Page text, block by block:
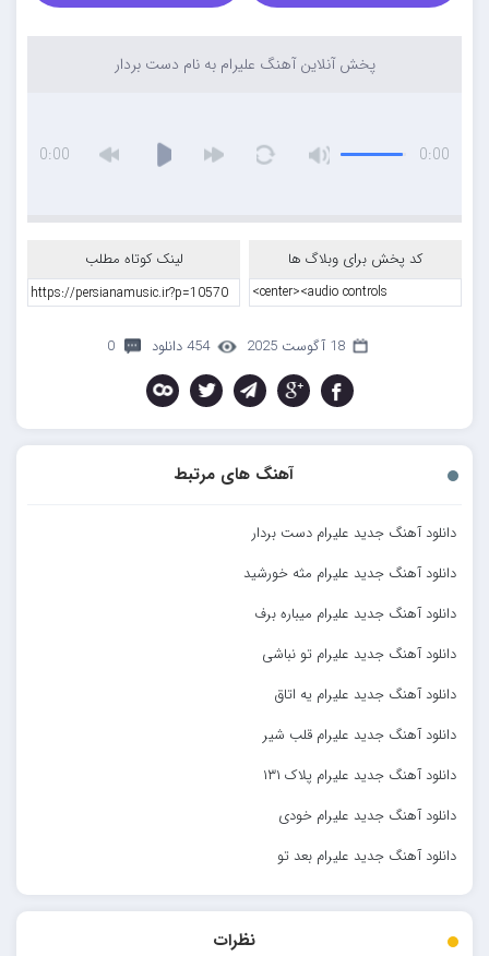
پخش آنلاین آهنگ علیرام به نام دست بردار
0:00
0:00
کد پخش برای وبلاگ ها لینک کوتاه مطلب
18 آگوست 2025 454 دانلود 0
آهنگ های مرتبط
دانلود آهنگ جدید علیرام دست بردار
دانلود آهنگ جدید علیرام مثه خورشید
دانلود آهنگ جدید علیرام میباره برف
دانلود آهنگ جدید علیرام تو نباشی
دانلود آهنگ جدید علیرام یه اتاق
دانلود آهنگ جدید علیرام قلب شیر
دانلود آهنگ جدید علیرام پلاک ۱۳۱
دانلود آهنگ جدید علیرام خودی
دانلود آهنگ جدید علیرام بعد تو
نظرات